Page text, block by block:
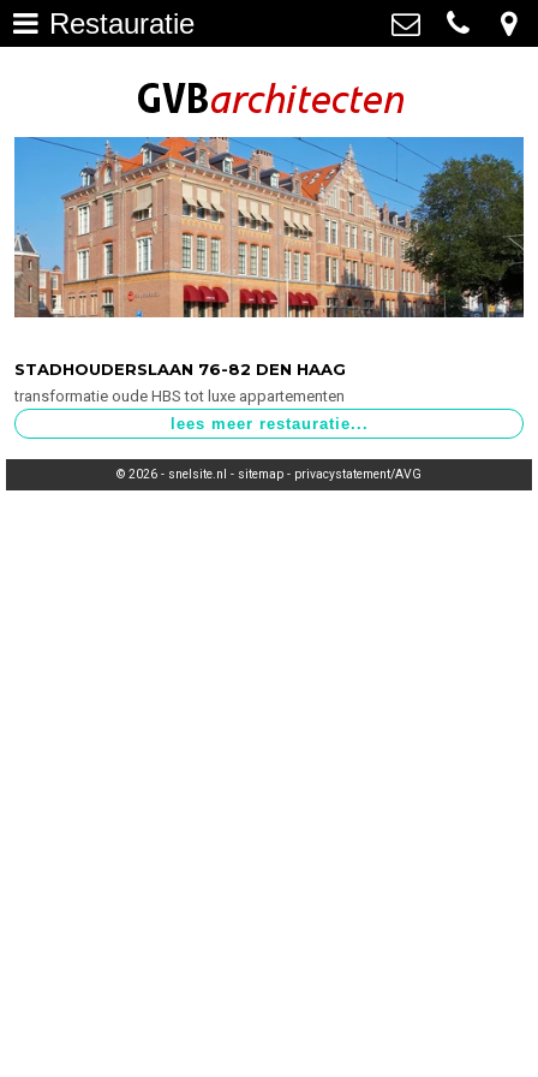
Bouwhistorie >
Onderhoud >
impressie oudere projecten >
Actueel >
Contact >
GVB architecten
Haagweg 4-G3, 2311 AA Leiden
info@gvbarchitecten.nl
Restauratie
STADHOUDERSLAAN 76-82 DEN HAAG
transformatie oude HBS tot luxe appartementen
© 2026 - snelsite.nl - sitemap - privacystatement/AVG